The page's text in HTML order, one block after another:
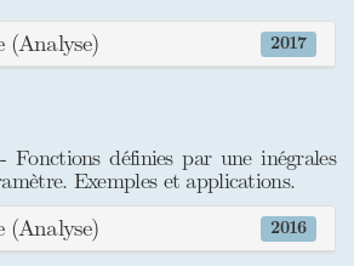
2017
(Analyse)
Fonctions définies par une inégrales
Exemples et applications.
2016
(Analyse)